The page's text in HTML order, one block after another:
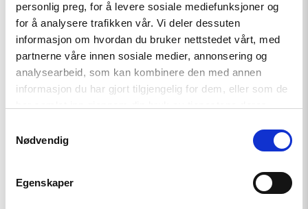
personlig preg, for å levere sosiale mediefunksjoner og
for å analysere trafikken vår. Vi deler dessuten
informasjon om hvordan du bruker nettstedet vårt, med
partnerne våre innen sosiale medier, annonsering og
analysearbeid, som kan kombinere den med annen
informasjon du har gjort tilgjengelig for dem, eller som de
Nødvendig
Egenskaper
Støttekomiteen for Vest-Sahara
UNICEF Norge